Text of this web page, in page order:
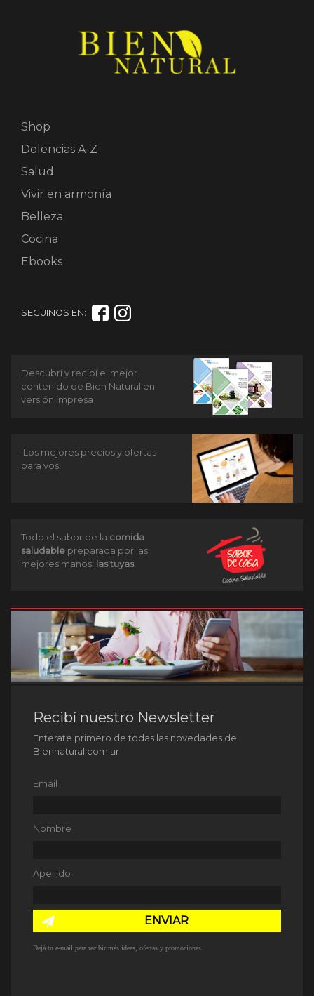
Shop
Dolencias A-Z
Salud
Vivir en armonía
Belleza
Cocina
Ebooks
SEGUINOS EN:
Descubrí y recibí el mejor
contenido de Bien Natural en
versión impresa
¡Los mejores precios y ofertas
para vos!
Todo el sabor de la comida
saludable preparada por las
mejores manos: las tuyas.
Recibí nuestro Newsletter
Enterate primero de todas las novedades de
Biennatural.com.ar
Email
Nombre
Apellido
ENVIAR
Dejá tu e-mail para recibir más ideas, ofertas y promociones.